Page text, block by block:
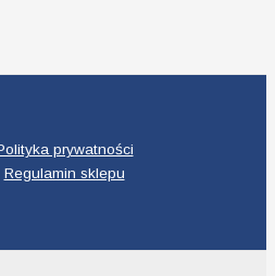
prywatności
Regulamin sklepu